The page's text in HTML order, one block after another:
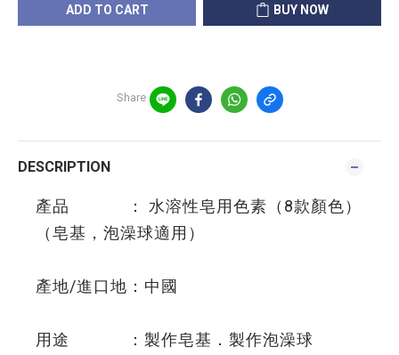
ADD TO CART BUY NOW
Share
DESCRIPTION
產品 ： 水溶性皂用色素（8款顏色）
（皂基，泡澡球適用）
產地/進口地：中國
用途 ：製作皂基．製作泡澡球